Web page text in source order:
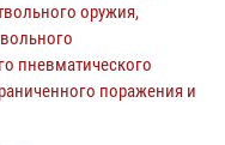
оружия,
пневматического
поражения и